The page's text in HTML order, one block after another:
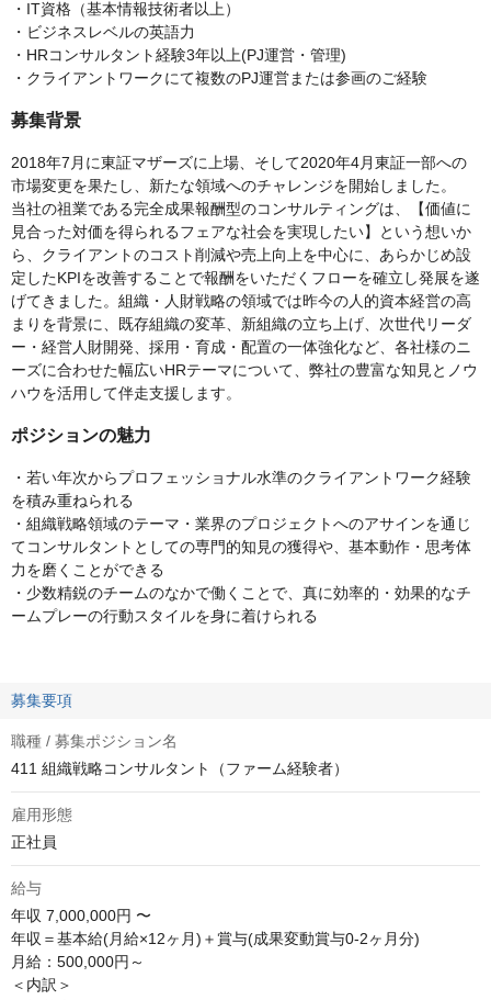
・IT資格（基本情報技術者以上）
・ビジネスレベルの英語力
・HRコンサルタント経験3年以上(PJ運営・管理)
・クライアントワークにて複数のPJ運営または参画のご経験
募集背景
2018年7月に東証マザーズに上場、そして2020年4月東証一部への
市場変更を果たし、新たな領域へのチャレンジを開始しました。
当社の祖業である完全成果報酬型のコンサルティングは、【価値に
見合った対価を得られるフェアな社会を実現したい】という想いか
ら、クライアントのコスト削減や売上向上を中心に、あらかじめ設
定したKPIを改善することで報酬をいただくフローを確立し発展を遂
げてきました。組織・人財戦略の領域では昨今の人的資本経営の高
まりを背景に、既存組織の変革、新組織の立ち上げ、次世代リーダ
ー・経営人財開発、採用・育成・配置の一体強化など、各社様のニ
ーズに合わせた幅広いHRテーマについて、弊社の豊富な知見とノウ
ハウを活用して伴走支援します。
ポジションの魅力
・若い年次からプロフェッショナル水準のクライアントワーク経験
を積み重ねられる
・組織戦略領域のテーマ・業界のプロジェクトへのアサインを通じ
てコンサルタントとしての専門的知見の獲得や、基本動作・思考体
力を磨くことができる
・少数精鋭のチームのなかで働くことで、真に効率的・効果的なチ
ームプレーの行動スタイルを身に着けられる
募集要項
職種 / 募集ポジション名
411 組織戦略コンサルタント（ファーム経験者）
雇用形態
正社員
給与
年収 7,000,000円 〜
年収＝基本給(月給×12ヶ月)＋賞与(成果変動賞与0-2ヶ月分)
月給：500,000円～
＜内訳＞